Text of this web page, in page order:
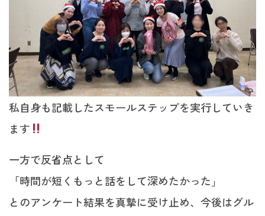
私自身も記載したスモールステップを実行していき
ます
一方で反省点として
「時間が短くもっと話をして深めたかった」
とのアンケート結果を真摯に受け止め、今後はグル